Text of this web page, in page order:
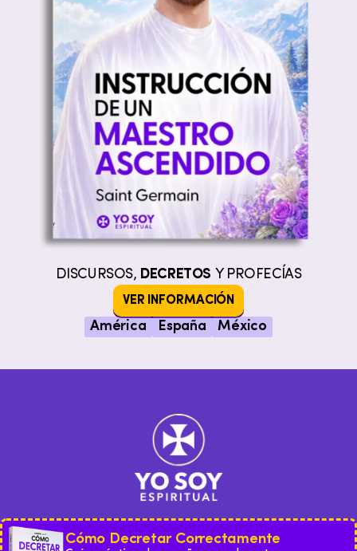
DISCURSOS, DECRETOS Y PROFECÍAS
VER INFORMACIÓN
América España México
Cómo Decretar Correctamente